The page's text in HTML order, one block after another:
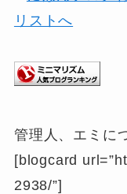
管理人、エミに
[blogcard
2938/”]